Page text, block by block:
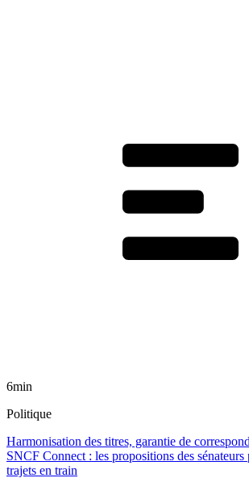
6min
Politique
Harmonisation des titres, garantie de
SNCF Connect : les propositions des
trajets en train